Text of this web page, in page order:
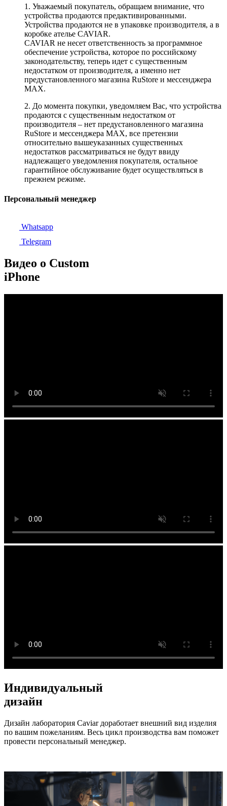
1. Уважаемый покупатель, обращаем внимание, что
устройства продаются предактивированными.
Устройства продаются не в упаковке производителя, а в
коробке ателье CAVIAR.
CAVIAR не несет ответственность за программное
обеспечение устройства, которое по российскому
законодательству, теперь идет с существенным
недостатком от производителя, а именно нет
предустановленного магазина RuStore и мессенджера
MAX.
2. До момента покупки, уведомляем Вас, что устройства
продаются с существенным недостатком от
производителя – нет предустановленного магазина
RuStore и мессенджера MAX, все претензии
относительно вышеуказанных существенных
недостатков рассматриваться не будут ввиду
надлежащего уведомления покупателя, остальное
гарантийное обслуживание будет осуществляться в
прежнем режиме.
Персональный менеджер
Whatsapp
Telegram
Видео о Custom
iPhone
Индивидуальный
дизайн
Дизайн лаборатория Caviar доработает внешний вид изделия
по вашим пожеланиям. Весь цикл производства вам поможет
провести персональный менеджер.